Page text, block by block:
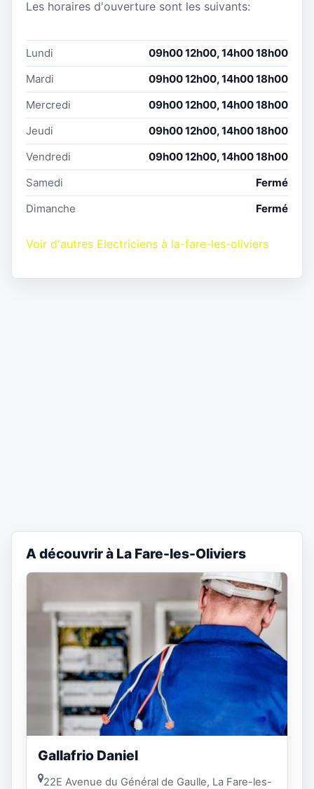
Les horaires d'ouverture sont les suivants:
Lundi
09h00 12h00, 14h00 18h00
Mardi
09h00 12h00, 14h00 18h00
Mercredi
09h00 12h00, 14h00 18h00
Jeudi
09h00 12h00, 14h00 18h00
Vendredi
09h00 12h00, 14h00 18h00
Samedi
Fermé
Dimanche
Fermé
Voir d'autres Electriciens à la-fare-les-oliviers
A découvrir à La Fare-les-Oliviers
Gallafrio Daniel
22E Avenue du Général de Gaulle, La Fare-les-